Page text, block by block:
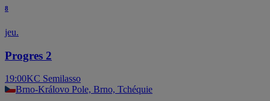
8
jeu.
Progres 2
19:00KC Semilasso
Brno-Královo Pole, Brno, Tchéquie